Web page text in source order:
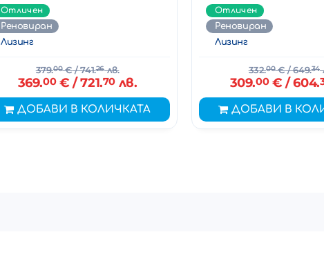
Отличен
Реновиран
Лизинг
379.00€/ 741.26лв.
369.00€ / 721.70лв.
ДОБАВИ В КОЛИЧКАТА
Отличен
Реновиран
Лизинг
332.00€/ 649.34
309.00€ / 604.
ДОБАВИ В